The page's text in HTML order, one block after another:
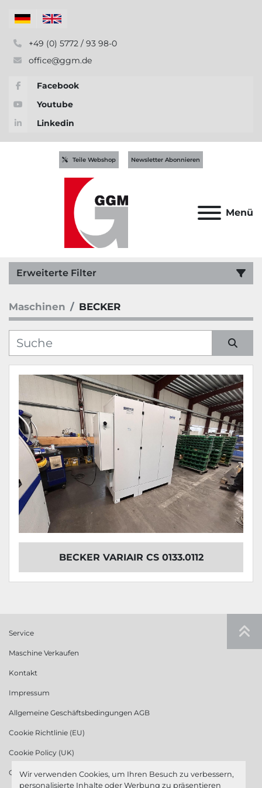
Wir verwenden Cookies, um Ihren Besuch zu verbessern,
personalisierte Inhalte oder Werbung zu präsentieren
+49 (0) 5772 / 93 98-0
office@ggm.de
Facebook
Youtube
Linkedin
Menü
Teile Webshop Newsletter Abonnieren
Erweiterte Filter
Kategorie
Hersteller
Maschinen BECKER
Sortieren nach
BECKER VARIAIR CS 0133.0112
Service
Maschine Verkaufen
Kontakt
Impressum
Allgemeine Geschäftsbedingungen AGB
Cookie Richtlinie (EU)
Cookie Policy (UK)
Cookie Richtlinie (US)